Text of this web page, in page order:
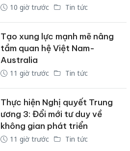
10 giờ trước Tin tức
Tạo xung lực mạnh mẽ nâng
tầm quan hệ Việt Nam-
Australia
11 giờ trước Tin tức
Thực hiện Nghị quyết Trung
ương 3: Đổi mới tư duy về
không gian phát triển
11 giờ trước Tin tức